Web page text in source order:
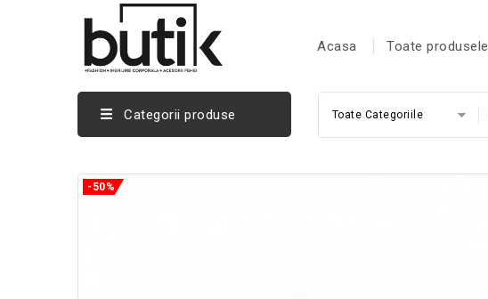
Acasa Toate produsele
Categorii produse Toate Categoriile
-50%